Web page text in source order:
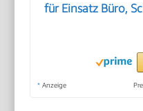
für Einsatz Büro,
* Anzeige